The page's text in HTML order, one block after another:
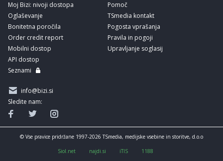
Moj Bizi: nivoji dostopa
Oglaševanje
Bonitetna poročila
Order credit report
Mobilni dostop
API dostop
Seznami
Pomoč
TSmedia kontakt
Pogosta vprašanja
Pravila in pogoji
Upravljanje soglasij
info@bizi.si
Sledite nam:
© Vse pravice pridržane 1997-2026 TSmedia, medijske vsebine in storitve, d.o.o
Siol.net najdi.si iTIS 1188